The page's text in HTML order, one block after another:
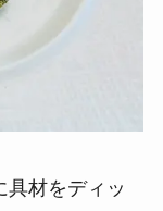
具材をディッ